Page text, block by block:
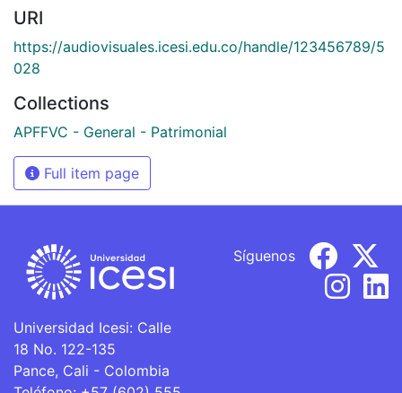
URI
https://audiovisuales.icesi.edu.co/handle/123456789/5
028
Collections
APFFVC - General - Patrimonial
Full item page
Universidad Icesi: Calle
18 No. 122-135
Pance, Cali - Colombia
Síguenos